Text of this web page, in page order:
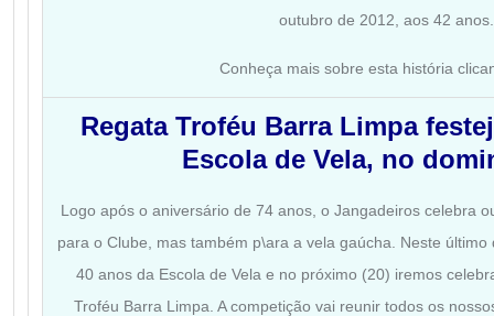
outubro de 2012, aos 42 anos.
Conheça mais sobre esta história
Regata Troféu Barra Limpa
Escola de Vela, no
Logo após o aniversário de 74 anos, o Jangadeiros celebra
para o Clube, mas também p\ara a vela gaúcha. Neste
40 anos da Escola de Vela e no próximo (20) iremos
Troféu Barra Limpa. A competição vai reunir todos os